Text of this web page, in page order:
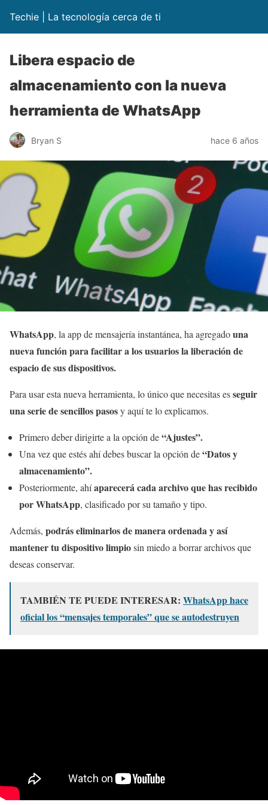
Techie | La tecnología cerca de ti
Libera espacio de
almacenamiento con la nueva
herramienta de WhatsApp
Bryan S hace 6 años
WhatsApp, la app de mensajería instantánea, ha agregadouna
nueva función para facilitar a los usuarios la liberación de
espacio de sus dispositivos.
Para usar esta nueva herramienta, lo único que necesitas esseguir
una serie de sencillos pasosy aquí te lo explicamos.
Primero deber dirigirte a la opción de“Ajustes”.
Una vez que estés ahí debes buscar la opción de“Datos y
almacenamiento”.
Posteriormente, ahíaparecerá cada archivo que has recibido
por WhatsApp, clasificado por su tamaño y tipo.
Además, podrás eliminarlos de manera ordenada y así
mantener tu dispositivo limpiosin miedo a borrar archivos que
deseas conservar.
TAMBIÉN TE PUEDE INTERESAR: WhatsApp hace
oficial los “mensajes temporales” que se autodestruyen